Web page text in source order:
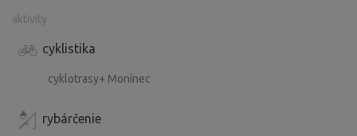
aktivity
cyklistika
cyklotrasy+ Monínec
rybárčenie